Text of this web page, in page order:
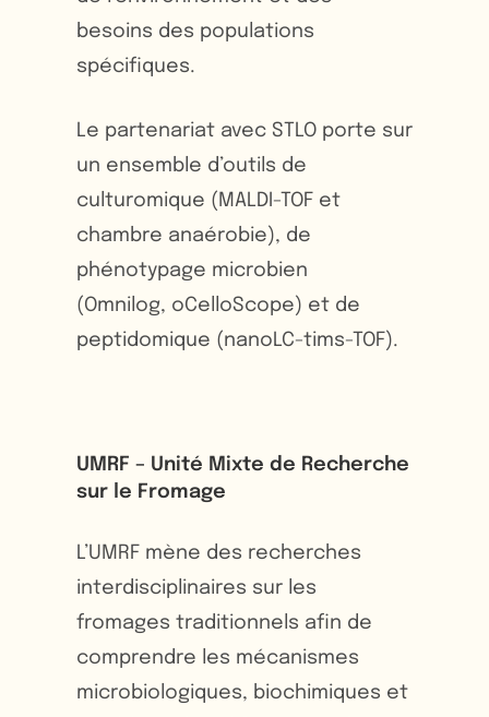
besoins des populations
spécifiques.
Le partenariat avec STLO porte sur
un ensemble d’outils de
culturomique (MALDI-TOF et
chambre anaérobie), de
phénotypage microbien
(Omnilog, oCelloScope) et de
peptidomique (nanoLC-tims-TOF).
UMRF – Unité Mixte de Recherche
sur le Fromage
L’UMRF mène des recherches
interdisciplinaires sur les
fromages traditionnels afin de
comprendre les mécanismes
microbiologiques, biochimiques et